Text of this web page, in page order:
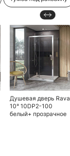
Душевая дверь
10° 10DP2-100
белый+ прозрачное